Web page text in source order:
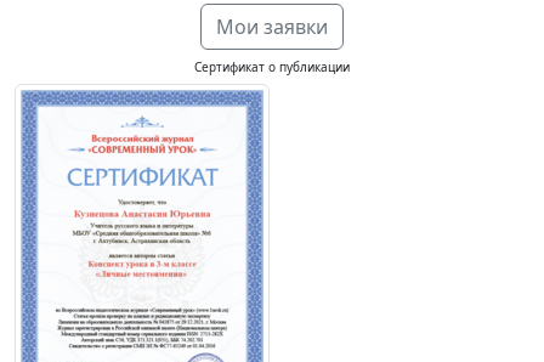
Мои заявки
Сертификат о публикации